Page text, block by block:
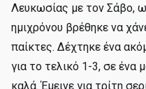
Λευκωσίας με τον Σάβο,
ημιχρόνου βρέθηκε να
παίκτες. Δέχτηκε ένα
για το τελικό 1-3, σε ένα
καλά. Έμεινε για τρίτη